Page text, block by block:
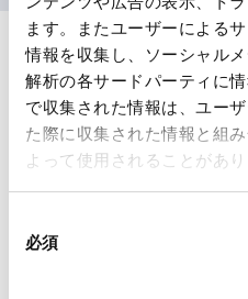
ます。またユーザーによる
情報を収集し、ソーシャル
解析の各サードパーティに
で収集された情報は、ユー
た際に収集された情報と組
よって使用されることがあり
必須
仕様
形状仕様
電気的仕様(照光部定格)
環境仕様